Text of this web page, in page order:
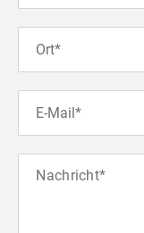
Ort*
E-Mail*
Nachricht*